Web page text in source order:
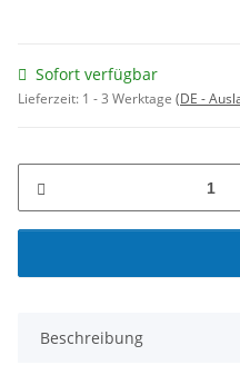
Sofort verfügbar
Lieferzeit: 1 - 3 Werktage (DE -
Beschreibung